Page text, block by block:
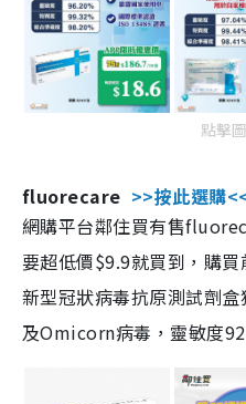
點擊
fluorecare >>按此選購
網購平台鄰住買有售
要超低價$9.9就買到，購
新型冠狀病毒抗原測試劑
及Omicorn病毒，靈敏度